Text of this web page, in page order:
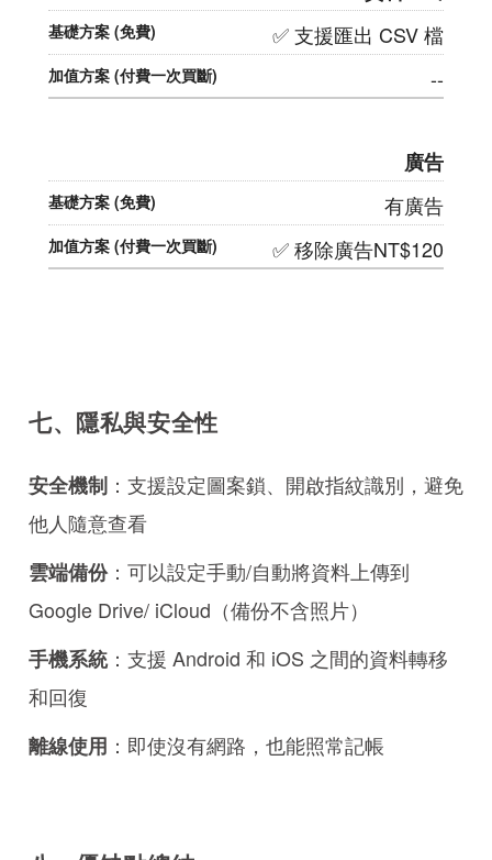
✅ 支援匯出 CSV 檔
--
廣告
有廣告
✅ 移除廣告NT$120
七、隱私與安全性
安全機制 ：支援設定圖案鎖、開啟指紋識別，避免
他人隨意查看
雲端備份：可以設定手動/自動將資料上傳到
Google Drive/ iCloud（備份不含照片）
手機系統：支援 Android 和 iOS 之間的資料轉移
和回復
離線使用 ：即使沒有網路，也能照常記帳